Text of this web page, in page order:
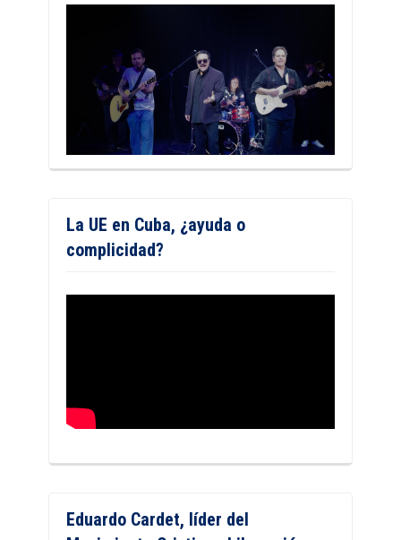
La UE en Cuba, ¿ayuda o
complicidad?
Eduardo Cardet, líder del